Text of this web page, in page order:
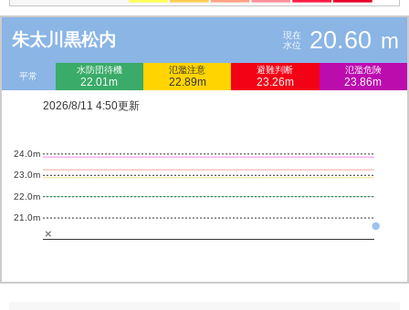
朱太川黒松内
現在
水位
20.60 m
平常
水防団待機
22.01m
氾濫注意
22.89m
避難判断
23.26m
氾濫危険
23.86m
2026/8/11 4:50更新
21.0m
22.0m
23.0m
24.0m
×